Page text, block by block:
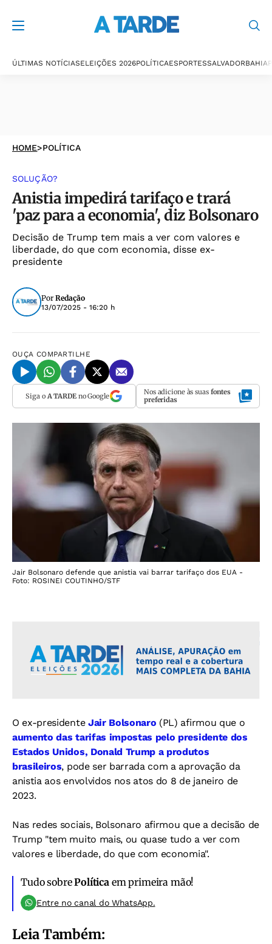
ÚLTIMAS NOTÍCIASELEIÇÕES 2026POLÍTICAESPORTESSALVADORBAHIA
HOME>POLÍTICA
SOLUÇÃO?
Anistia impedirá tarifaço e trará
'paz para a economia', diz Bolsonaro
Decisão de Trump tem mais a ver com valores e
liberdade, do que com economia, disse ex-
presidente
Por Redação
13/07/2025 - 16:20 h
OUÇA COMPARTILHE
Siga o A TARDEno Google Nos adicione às suas fontes
preferidas
Jair Bolsonaro defende que anistia vai barrar tarifaço dos EUA -
Foto: ROSINEI COUTINHO/STF
O ex-presidente Jair Bolsonaro (PL) afirmou que o
aumento das tarifas impostas pelo presidente dos
Estados Unidos, Donald Trump a produtos
brasileiros, pode ser barrada com a aprovação da
anistia aos envolvidos nos atos do 8 de janeiro de
2023.
Nas redes sociais, Bolsonaro afirmou que a decisão de
Trump "tem muito mais, ou quase tudo a ver com
valores e liberdade, do que com economia".
Tudo sobrePolíticaem primeira mão!
Entre no canal do WhatsApp.
Leia Também: